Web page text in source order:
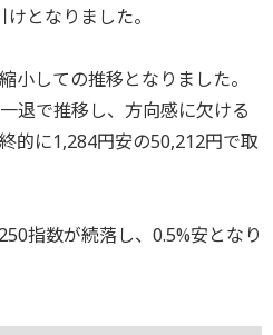
となりました。
小しての推移となりました。
退で推移し、方向感に欠ける
的に1,284円安の50,212円で取
指数が続落し、0.5%安となり